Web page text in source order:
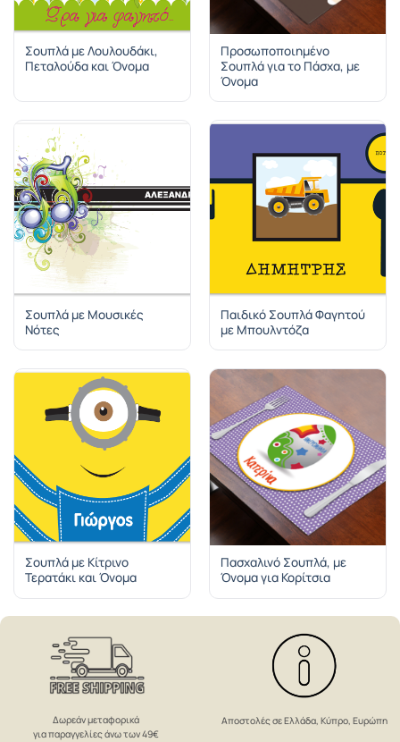
Σουπλά με Λουλουδάκι,
Πεταλούδα και Όνομα
Προσωποποιημένο
Σουπλά για το Πάσχα, με
Όνομα
Σουπλά με Μουσικές
Νότες
Παιδικό Σουπλά Φαγητού
με Μπουλντόζα
Σουπλά με Κίτρινο
Τερατάκι και Όνομα
Πασχαλινό Σουπλά, με
Όνομα για Κορίτσια
Δωρεάν μεταφορικά
για παραγγελίες άνω των 49€
Αποστολές σε Ελλάδα, Κύπρο, Ευρώπη